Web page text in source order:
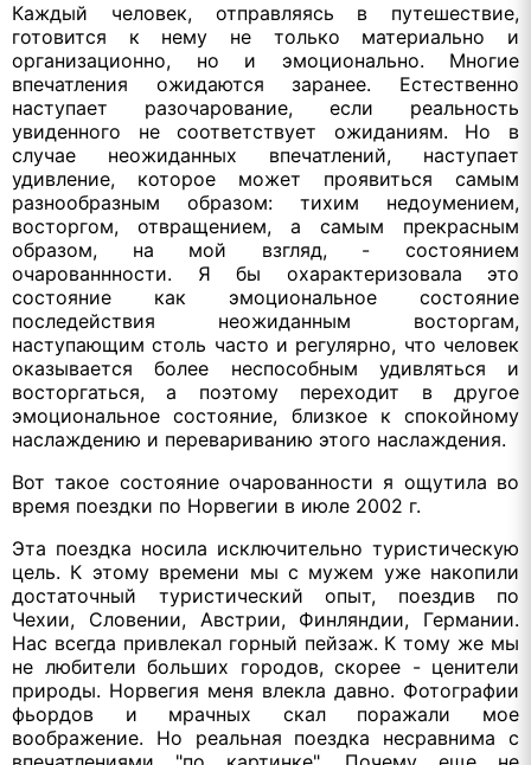
Каждый человек, отправляясь в путешествие,
готовится к нему не только материально и
организационно, но и эмоционально. Многие
впечатления ожидаются заранее. Естественно
наступает разочарование, если реальность
увиденного не соответствует ожиданиям. Но в
случае неожиданных впечатлений, наступает
удивление, которое может проявиться самым
разнообразным образом: тихим недоумением,
восторгом, отвращением, а самым прекрасным
образом, на мой взгляд, - состоянием
очарованнности. Я бы охарактеризовала это
состояние как эмоциональное состояние
последействия неожиданным восторгам,
наступающим столь часто и регулярно, что человек
оказывается более неспособным удивляться и
восторгаться, а поэтому переходит в другое
эмоциональное состояние, близкое к спокойному
наслаждению и перевариванию этого наслаждения.
Вот такое состояние очарованности я ощутила во
время поездки по Норвегии в июле 2002 г.
Эта поездка носила исключительно туристическую
цель. К этому времени мы с мужем уже накопили
достаточный туристический опыт, поездив по
Чехии, Словении, Австрии, Финляндии, Германии.
Нас всегда привлекал горный пейзаж. К тому же мы
не любители больших городов, скорее - ценители
природы. Норвегия меня влекла давно. Фотографии
фьордов и мрачных скал поражали мое
воображение. Но реальная поездка несравнима с